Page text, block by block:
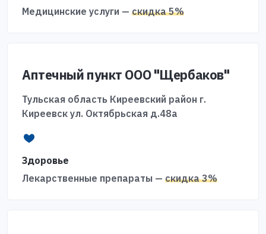
Медицинские услуги — скидка 5%
Аптечный пункт ООО "Щербаков"
Тульская область Киреевский район г.
Киреевск ул. Октябрьская д.48а
Здоровье
Лекарственные препараты — скидка 3%